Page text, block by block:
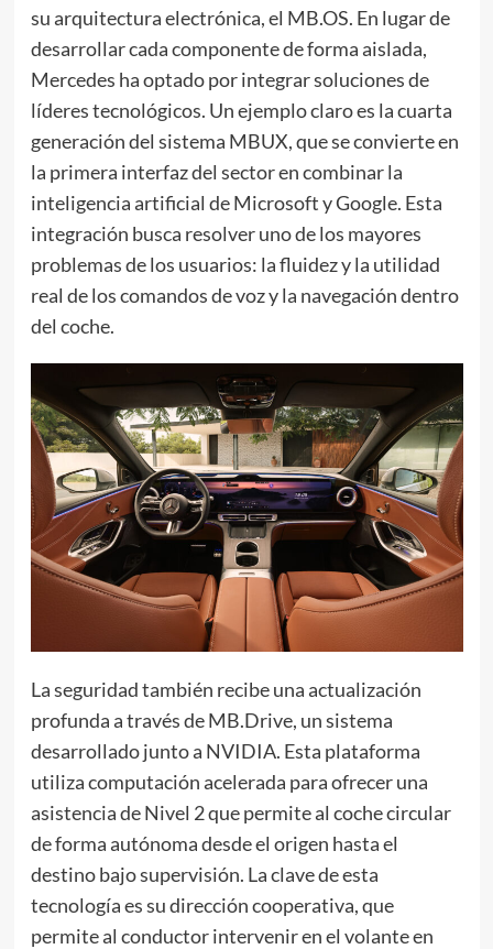
su arquitectura electrónica, el MB.OS. En lugar de
desarrollar cada componente de forma aislada,
Mercedes ha optado por integrar soluciones de
líderes tecnológicos. Un ejemplo claro es la cuarta
generación del sistema MBUX, que se convierte en
la primera interfaz del sector en combinar la
inteligencia artificial de Microsoft y Google. Esta
integración busca resolver uno de los mayores
problemas de los usuarios: la fluidez y la utilidad
real de los comandos de voz y la navegación dentro
del coche.
La seguridad también recibe una actualización
profunda a través de MB.Drive, un sistema
desarrollado junto a NVIDIA. Esta plataforma
utiliza computación acelerada para ofrecer una
asistencia de Nivel 2 que permite al coche circular
de forma autónoma desde el origen hasta el
destino bajo supervisión. La clave de esta
tecnología es su dirección cooperativa, que
permite al conductor intervenir en el volante en